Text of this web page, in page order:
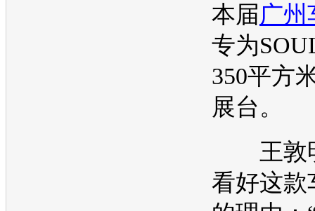
本届广州
专为
350平方
展台。
王敦
看好这款